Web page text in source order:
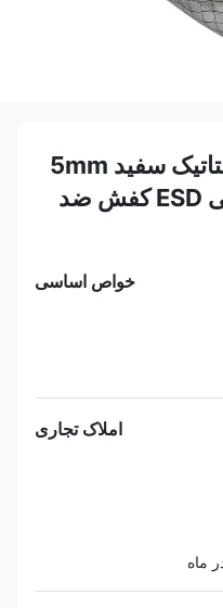
کفش های ESD ضد ایستاتیک سفید 5mm
کمربند پارچه کفش ایمنی ESD کفش ضد
خواص اساسی
املاک تجاری